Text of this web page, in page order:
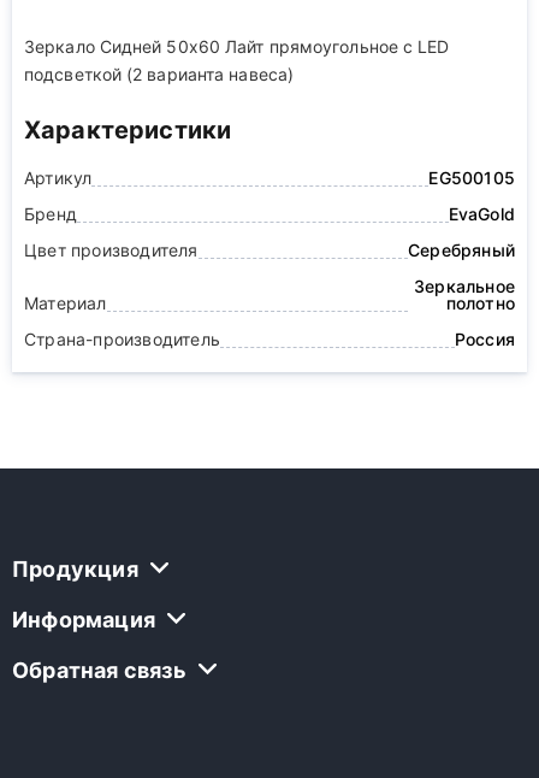
Зеркало Сидней 50х60 Лайт прямоугольное с LED
подсветкой (2 варианта навеса)
Характеристики
Артикул
EG500105
Бренд
EvaGold
Цвет производителя
Серебряный
Материал
Зеркальное
полотно
Страна-производитель
Россия
Продукция
Информация
Обратная связь